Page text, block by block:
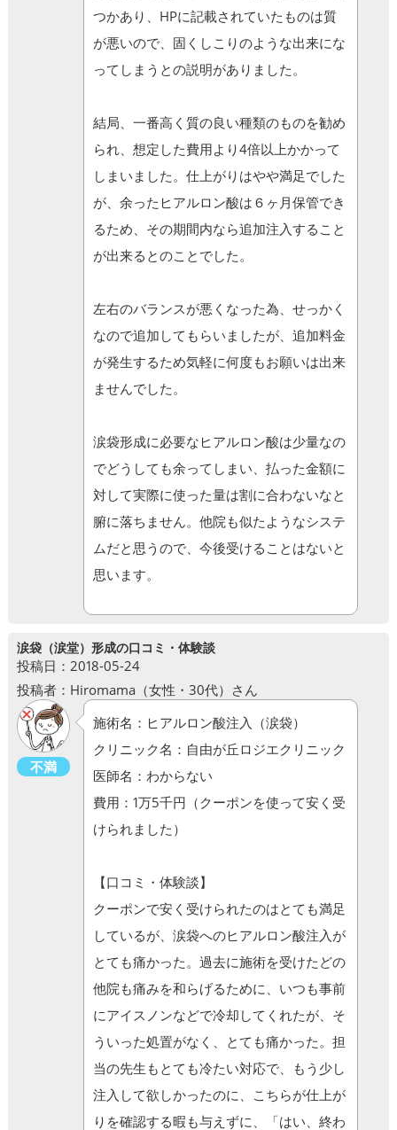
つかあり、HPに記載されていたものは質
が悪いので、固くしこりのような出来にな
ってしまうとの説明がありました。
結局、一番高く質の良い種類のものを勧め
られ、想定した費用より4倍以上かかって
しまいました。仕上がりはやや満足でした
が、余ったヒアルロン酸は６ヶ月保管でき
るため、その期間内なら追加注入すること
が出来るとのことでした。
左右のバランスが悪くなった為、せっかく
なので追加してもらいましたが、追加料金
が発生するため気軽に何度もお願いは出来
ませんでした。
涙袋形成に必要なヒアルロン酸は少量なの
でどうしても余ってしまい、払った金額に
対して実際に使った量は割に合わないなと
腑に落ちません。他院も似たようなシステ
ムだと思うので、今後受けることはないと
思います。
涙袋（涙堂）形成の口コミ・体験談
投稿日：2018-05-24
投稿者：Hiromama（女性・30代）さん
不満
施術名：ヒアルロン酸注入（涙袋）
クリニック名：自由が丘ロジエクリニック
医師名：わからない
費用：1万5千円（クーポンを使って安く受
けられました）
【口コミ・体験談】
クーポンで安く受けられたのはとても満足
しているが、涙袋へのヒアルロン酸注入が
とても痛かった。過去に施術を受けたどの
他院も痛みを和らげるために、いつも事前
にアイスノンなどで冷却してくれたが、そ
ういった処置がなく、とても痛かった。担
当の先生もとても冷たい対応で、もう少し
注入して欲しかったのに、こちらが仕上が
りを確認する暇も与えずに、「はい、終わ